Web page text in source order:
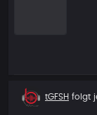
Neuer
tGFSH folgt